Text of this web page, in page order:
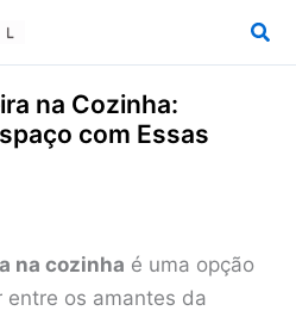
na Cozinha:
com Essas
na cozinha é uma opção
entre os amantes da